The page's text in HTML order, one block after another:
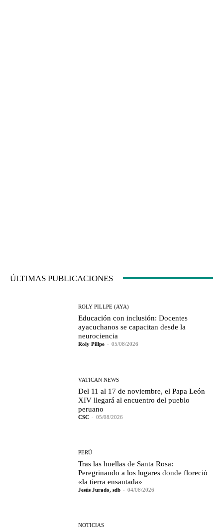
ÚLTIMAS PUBLICACIONES
ROLY PILLPE (AYA)
Educación con inclusión: Docentes
ayacuchanos se capacitan desde la
neurociencia
Roly Pillpe - 05/08/2026
VATICAN NEWS
Del 11 al 17 de noviembre, el Papa León
XIV llegará al encuentro del pueblo
peruano
CSC - 05/08/2026
PERÚ
Tras las huellas de Santa Rosa:
Peregrinando a los lugares donde floreció
«la tierra ensantada»
Jesús Jurado, sdb - 04/08/2026
NOTICIAS